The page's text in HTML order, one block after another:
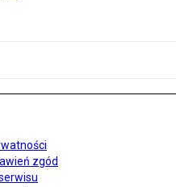
zgód